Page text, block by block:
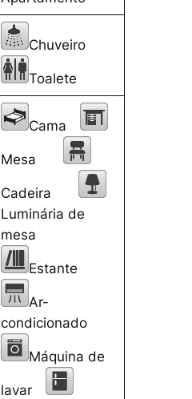
Chuveiro
Toalete
Cama
Mesa
Cadeira
Luminária de
mesa
Estante
Ar-
condicionado
Máquina de
lavar